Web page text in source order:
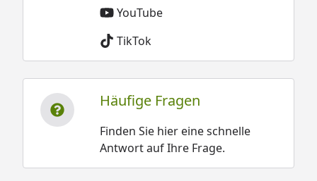
YouTube
TikTok
Häufige Fragen
Finden Sie hier eine schnelle
Antwort auf Ihre Frage.